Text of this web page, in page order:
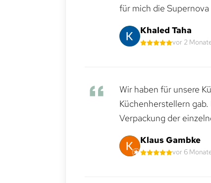
für mich die
Khaled Taha
vor 2
Wir haben für unsere
Küchenherstellern
Verpackung der
Klaus Gambke
vor 6